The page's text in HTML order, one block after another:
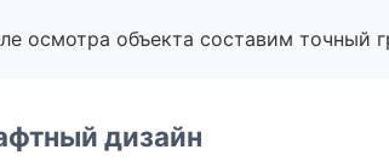
осмотра объекта составим точный
дизайн